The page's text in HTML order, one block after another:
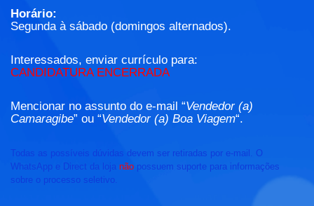
Horário:
Segunda à sábado (domingos alternados).
Interessados, enviar currículo para:
CANDIDATURA ENCERRADA
Mencionar no assunto do e-mail “Vendedor (a)
Camaragibe” ou “Vendedor (a) Boa Viagem“.
Todas as possíveis dúvidas devem ser retiradas por e-mail. O
WhatsApp e Direct da loja não possuem suporte para informações
sobre o processo seletivo.